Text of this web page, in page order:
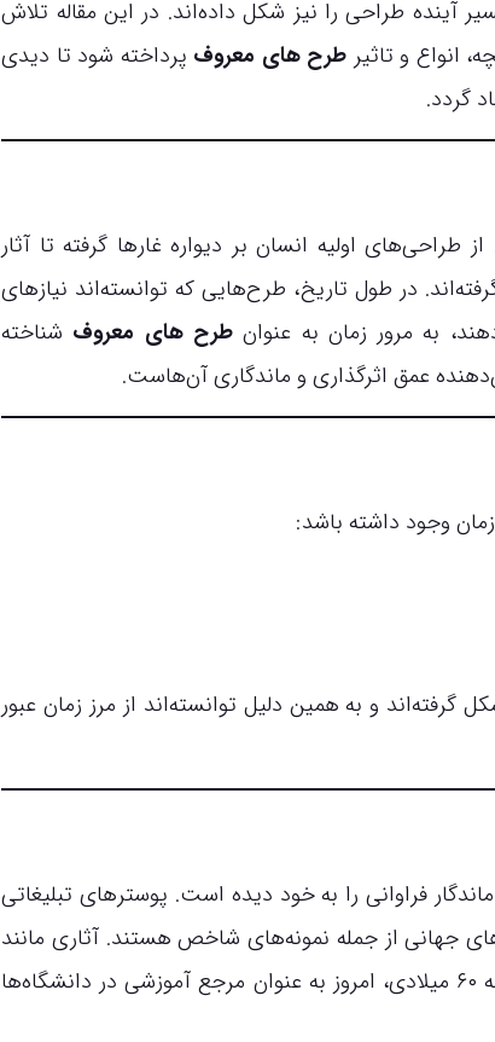
آینده طراحی را نیز شکل داده‌اند. در این مقاله تلاش
انواع و تاثیر طرح های معروف پرداخته شود تا دیدی
گردد.
اولیه انسان بر دیواره غارها گرفته تا آثار
در طول تاریخ، طرح‌هایی که توانسته‌اند نیازهای
به مرور زمان به عنوان طرح های معروف شناخته
عمق اثرگذاری و ماندگاری آن‌هاست.
وجود داشته باشد:
گرفته‌اند و به همین دلیل توانسته‌اند از مرز زمان عبور
فراوانی را به خود دیده است. پوسترهای تبلیغاتی
جهانی از جمله نمونه‌های شاخص هستند. آثاری مانند
پوسترهای مینیمال مدرسه باهاوس یا طراحی‌های جسورانه دهه ۶۰ میلادی، امروز به عنوان مرجع آموزشی در دانشگاه‌ها